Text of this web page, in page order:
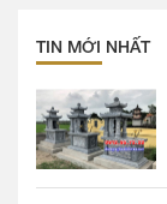
TIN MỚI NHẤT